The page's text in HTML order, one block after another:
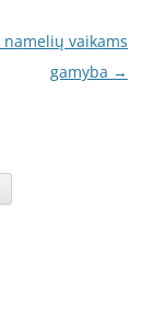
vaikams
gamyba →